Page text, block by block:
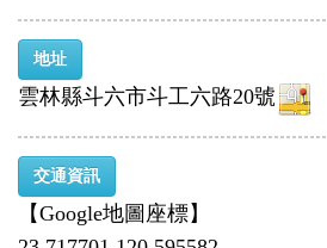
地址
雲林縣斗六市斗工六路20號
交通資訊
【Google地圖座標】